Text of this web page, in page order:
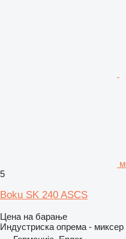
5
Boku SK 240 ASCS
Цена на барање
Индустриска опрема - миксер